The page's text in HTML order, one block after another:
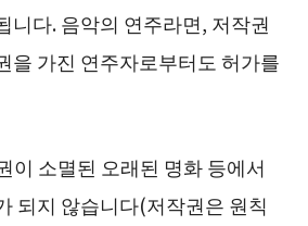
니다. 음악의 연주라면, 저작권
을 가진 연주자로부터도 허가를
이 소멸된 오래된 명화 등에서
되지 않습니다(저작권은 원칙